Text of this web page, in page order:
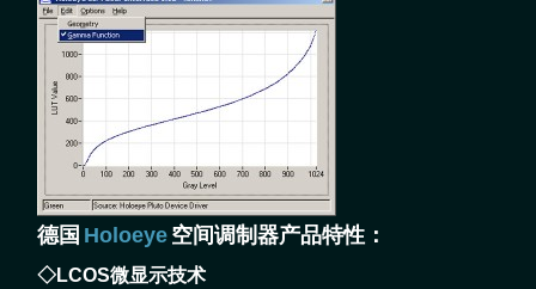
德国 Holoeye 空间调制器产品特性：
◇LCOS微显示技术